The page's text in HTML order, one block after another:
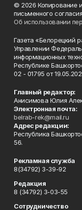
© 2026 Копирование
письменного
Об использовании
Газета «Белорецкий
Управлении
информационных
Республике
02 - 01795 от
Главный редактор:
Анисимова Юлия
Электронная почта:
belrab-rek@mail.ru
Адрес редакции:
Республика
56.
Рекламная служба
8(34792) 3-39-92
Редакция
8 (34792) 3-03-55
Сотрудничество